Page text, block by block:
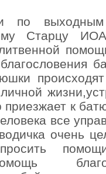
по
Старцу
приезжает к
все
очень